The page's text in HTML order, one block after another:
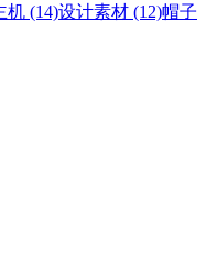
机 (14)设计素材 (12)帽子